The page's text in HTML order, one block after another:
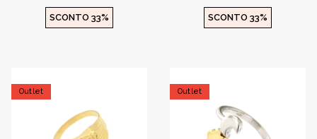
SCONTO 33% SCONTO 33%
Outlet Outlet